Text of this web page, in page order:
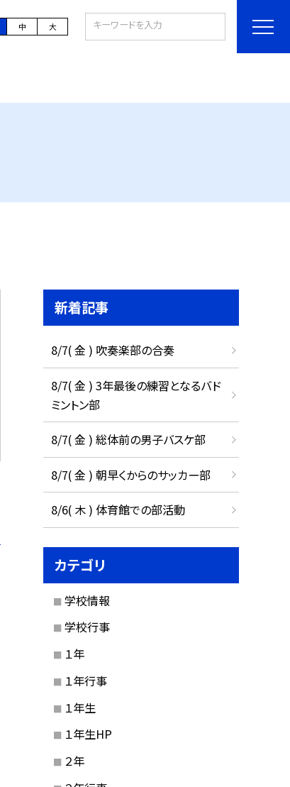
中 大
新着記事
8/7( 金 ) 吹奏楽部の合奏
8/7( 金 ) 3年最後の練習となるバド
ミントン部
8/7( 金 ) 総体前の男子バスケ部
8/7( 金 ) 朝早くからのサッカー部
8/6( 木 ) 体育館での部活動
カテゴリ
学校情報
学校行事
１年
１年行事
１年生
１年生HP
２年